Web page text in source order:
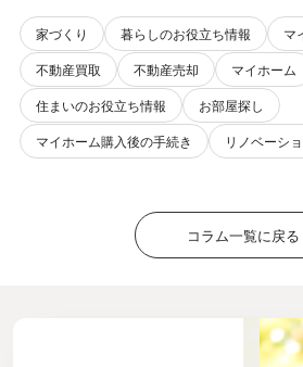
家づくり 暮らしのお役立ち情報
マ
不動産買取
不動産売却
マイホーム
住まいのお役立ち情報
お部屋探し
マイホーム購入後の手続き
リノベーシ
コラム一覧に戻る